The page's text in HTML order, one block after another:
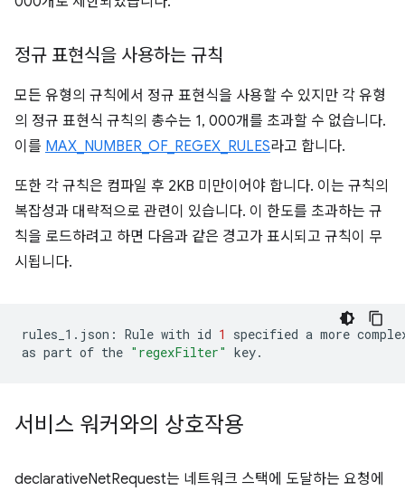
정규 표현식을 사용하는 규칙
모든 유형의 규칙에서 정규 표현식을 사용할 수 있지만 각 유형
의 정규 표현식 규칙의 총수는 1, 000개를 초과할 수 없습니다.
이를 MAX_NUMBER_OF_REGEX_RULES라고 합니다.
또한 각 규칙은 컴파일 후 2KB 미만이어야 합니다. 이는 규칙의
복잡성과 대략적으로 관련이 있습니다. 이 한도를 초과하는 규
칙을 로드하려고 하면 다음과 같은 경고가 표시되고 규칙이 무
시됩니다.
rules_1.json: Rule with id 1 specified a more
as part of the "regexFilter"
서비스 워커와의 상호작용
declarativeNetRequest는 네트워크 스택에 도달하는 요청에